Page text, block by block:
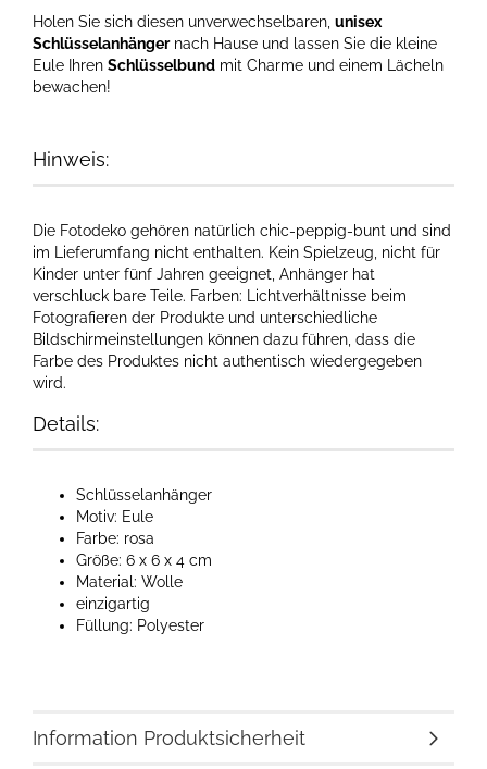
Holen Sie sich diesen unverwechselbaren, unisex
Schlüsselanhängernach Hause und lassen Sie die kleine
Eule Ihren Schlüsselbund mit Charme und einem Lächeln
bewachen!
Hinweis:
Die Fotodeko gehören natürlich chic-peppig-bunt und sind
im Lieferumfang nicht enthalten. Kein Spielzeug, nicht für
Kinder unter fünf Jahren geeignet, Anhänger hat
verschluck bare Teile. Farben: Lichtverhältnisse beim
Fotografieren der Produkte und unterschiedliche
Bildschirmeinstellungen können dazu führen, dass die
Farbe des Produktes nicht authentisch wiedergegeben
wird.
Details:
Schlüsselanhänger
Motiv: Eule
Farbe: rosa
Größe: 6 x 6 x 4 cm
Material: Wolle
einzigartig
Füllung: Polyester
Information Produktsicherheit